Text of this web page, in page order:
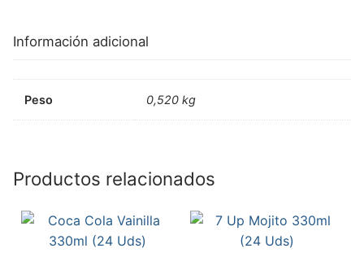
Información adicional
Peso 0,520 kg
Productos relacionados